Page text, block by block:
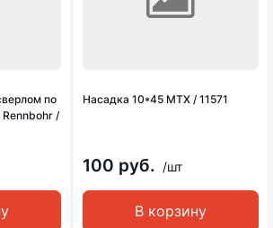
по
/
Насадка 10*45 MTX / 11571
100 руб. /шт
В корзину